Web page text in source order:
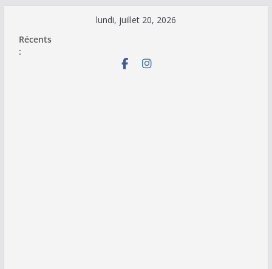
contenu
lundi, juillet 20, 2026
Récents
: